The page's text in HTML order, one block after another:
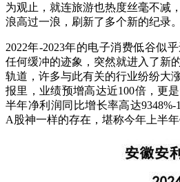
为观止，就连旅游也热度丝毫不减
浪高过一浪，刷新了多个新的纪录。
2022年-2023年的电子消费低谷似
任何缓冲的迹象，突然就进入了新
轨道，许多与此有关的行业纷纷大
报里，业绩预增高达近100倍，更
半年净利润同比增长率高达9348%-
A股神一样的存在，堪称今年上半